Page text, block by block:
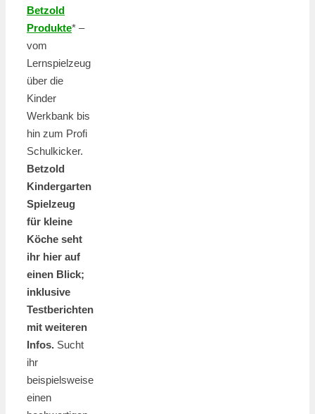
Betzold
Produkte* –
vom
Lernspielzeug
über die
Kinder
Werkbank bis
hin zum Profi
Schulkicker.
Betzold
Kindergarten
Spielzeug
für kleine
Köche seht
ihr hier auf
einen Blick;
inklusive
Testberichten
mit weiteren
Infos. Sucht
ihr
beispielsweise
einen